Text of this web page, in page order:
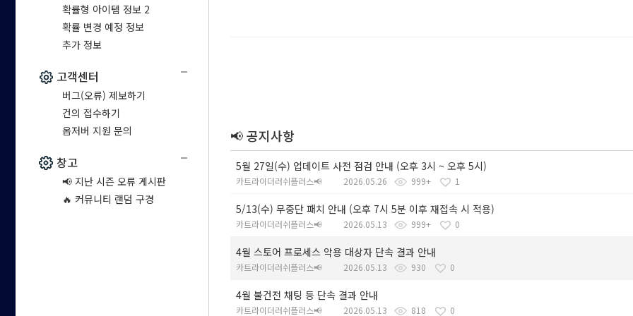
확률형 아이템 정보 2
확률 변경 예정 정보
추가 정보
고객센터
버그(오류) 제보하기
건의 접수하기
옵저버 지원 문의
창고
📢 지난 시즌 오류 게시판
🔥 커뮤니티 랜덤 구경
📢 공지사항
5월 27일(수) 업데이트 사전 점검 안내 (오후 3시 ~ 오후 5시)
카트라이더러쉬플러스📢 2026.05.26 999+ 1
5/13(수) 무중단 패치 안내 (오후 7시 5분 이후 재접속 시 적용)
카트라이더러쉬플러스📢 2026.05.13 999+ 0
4월 스토어 프로세스 악용 대상자 단속 결과 안내
카트라이더러쉬플러스📢 2026.05.13 930 0
4월 불건전 채팅 등 단속 결과 안내
카트라이더러쉬플러스📢 2026.05.13 818 0